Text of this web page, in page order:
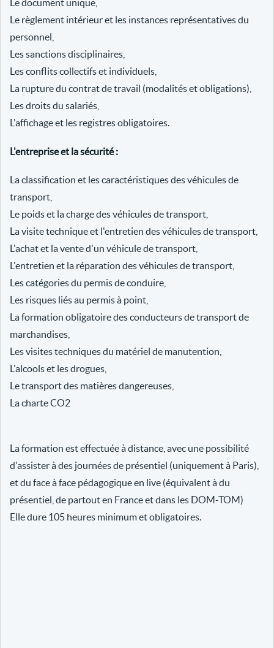
Le document unique,
Le règlement intérieur et les instances représentatives du
personnel,
Les sanctions disciplinaires,
Les conflits collectifs et individuels,
La rupture du contrat de travail (modalités et obligations),
Les droits du salariés,
L'affichage et les registres obligatoires.
L'entreprise et la sécurité :
La classification et les caractéristiques des véhicules de
transport,
Le poids et la charge des véhicules de transport,
La visite technique et l'entretien des véhicules de transport,
L'achat et la vente d'un véhicule de transport,
L'entretien et la réparation des véhicules de transport,
Les catégories du permis de conduire,
Les risques liés au permis à point,
La formation obligatoire des conducteurs de transport de
marchandises,
Les visites techniques du matériel de manutention,
L'alcools et les drogues,
Le transport des matières dangereuses,
La charte CO2
La formation est effectuée à distance, avec une possibilité
d'assister à des journées de présentiel (uniquement à Paris),
et du face à face pédagogique en live (équivalent à du
présentiel, de partout en France et dans les DOM-TOM)
Elle dure 105 heures minimum et obligatoires.